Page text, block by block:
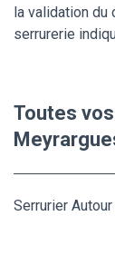
la validation du
serrurerie
Toutes
Serrurier